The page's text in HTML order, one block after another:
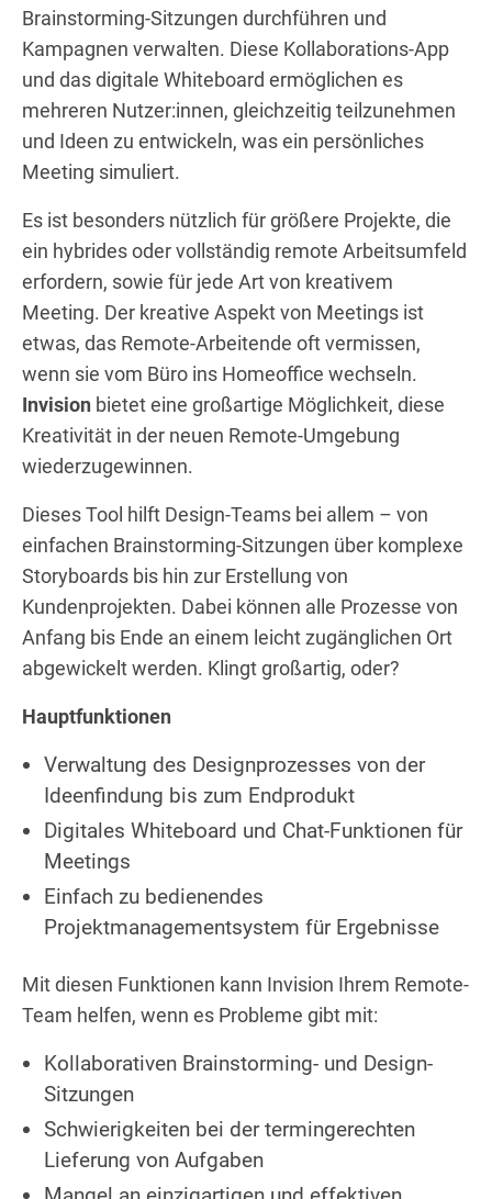
Brainstorming-Sitzungen durchführen und
Kampagnen verwalten. Diese Kollaborations-App
und das digitale Whiteboard ermöglichen es
mehreren Nutzer:innen, gleichzeitig teilzunehmen
und Ideen zu entwickeln, was ein persönliches
Meeting simuliert.
Es ist besonders nützlich für größere Projekte, die
ein hybrides oder vollständig remote Arbeitsumfeld
erfordern, sowie für jede Art von kreativem
Meeting. Der kreative Aspekt von Meetings ist
etwas, das Remote-Arbeitende oft vermissen,
wenn sie vom Büro ins Homeoffice wechseln.
Invision bietet eine großartige Möglichkeit, diese
Kreativität in der neuen Remote-Umgebung
wiederzugewinnen.
Dieses Tool hilft Design-Teams bei allem – von
einfachen Brainstorming-Sitzungen über komplexe
Storyboards bis hin zur Erstellung von
Kundenprojekten. Dabei können alle Prozesse von
Anfang bis Ende an einem leicht zugänglichen Ort
abgewickelt werden. Klingt großartig, oder?
Hauptfunktionen
Verwaltung des Designprozesses von der
Ideenfindung bis zum Endprodukt
Digitales Whiteboard und Chat-Funktionen für
Meetings
Einfach zu bedienendes
Projektmanagementsystem für Ergebnisse
Mit diesen Funktionen kann Invision Ihrem Remote-
Team helfen, wenn es Probleme gibt mit:
Kollaborativen Brainstorming- und Design-
Sitzungen
Schwierigkeiten bei der termingerechten
Lieferung von Aufgaben